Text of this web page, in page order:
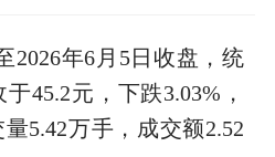
2026年6月5日收盘，统
45.2元，下跌3.03%，
5.42万手，成交额2.52